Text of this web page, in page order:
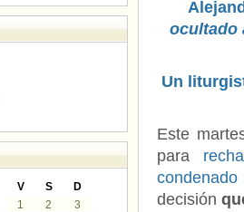
ocultado
Un
Este
para
decisión
V S
D
1
2
3